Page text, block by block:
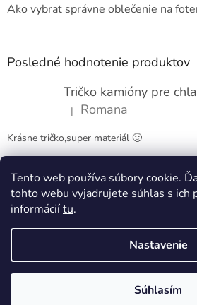
Tento web používa súbory cookie.
tohto webu vyjadrujete súhlas s ich
informáciítu.
Nastavenie
Súhlasím
Ako vybrať správne oblečenie na
Posledné hodnotenie produktov
Hodnotenie produktu je 5 z 5
| Romana
Krásne tričko,super materiál 🙂
Obchodné podmienky
Vytvoril
Pappy kids.